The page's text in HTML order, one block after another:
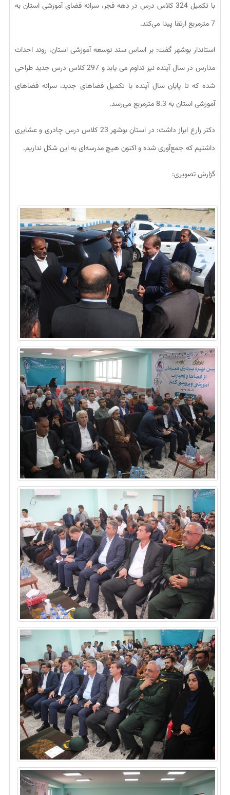
با تکمیل 324 کلاس درس در دهه فجر، سرانه فضای آموزشی استان به
7 مترمربع ارتقا پیدا می‌کند.
استاندار بوشهر گفت: بر اساس سند توسعه آموزشی استان، روند احداث
مدارس در سال آینده نیز تداوم می یابد و 297 کلاس درس جدید طراحی
شده که تا پایان سال آینده با تکمیل فضاهای جدید، سرانه فضاهای
آموزشی استان به 8.3 مترمربع می‌رسد.
دکتر زارع ابراز داشت: در استان بوشهر 23 کلاس درس چادری و عشایری
داشتیم که جمع‌آوری شده و اکنون هیچ مدرسه‌ای به این شکل نداریم.
گزارش تصویری: